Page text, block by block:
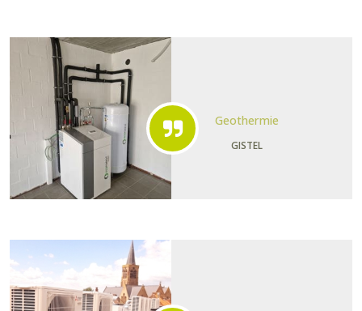
Geothermie
GISTEL